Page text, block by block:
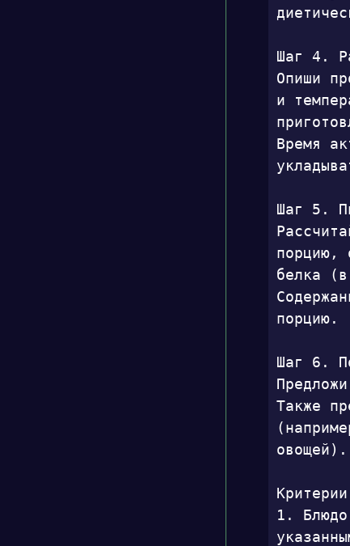
Шаг 4.
Опиши
и
Время
Шаг 5.
порцию,
белка
порцию.
Шаг 6.
Также
овощей).
1. Блюдо